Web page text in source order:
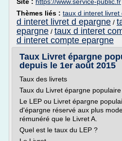
Thèmes liés : taux d interet
d interet livret d epargne /
epargne / taux d interet
d interet compte epargne
Taux Livret épargne
depuis le 1er août 2015
Taux des livrets
Taux du Livret épargne populaire
Le LEP ou Livret épargne
d'épargne réservé aux plus
rémunéré que le Livret A.
Quel est le taux du LEP ?